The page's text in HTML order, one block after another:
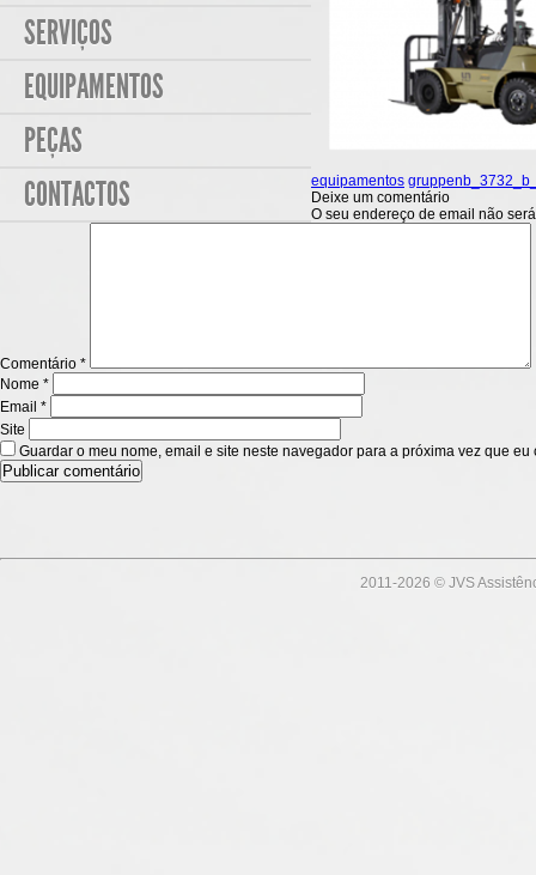
SERVIÇOS
EQUIPAMENTOS
PEÇAS
CONTACTOS
equipamentos
Deixe um comentário
O seu endereço de email não
Comentário *
Nome *
Email *
Site
Guardar o meu nome, email e site neste navegador para a próxima vez que eu
2011-2026 © JVS